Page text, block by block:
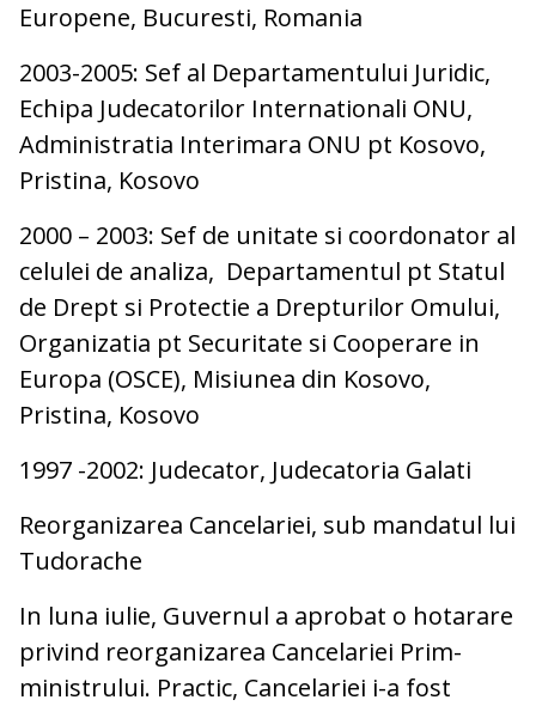
Europene, Bucuresti, Romania
2003-2005: Sef al Departamentului Juridic,
Echipa Judecatorilor Internationali ONU,
Administratia Interimara ONU pt Kosovo,
Pristina, Kosovo
2000 – 2003: Sef de unitate si coordonator al
celulei de analiza, Departamentul pt Statul
de Drept si Protectie a Drepturilor Omului,
Organizatia pt Securitate si Cooperare in
Europa (OSCE), Misiunea din Kosovo,
Pristina, Kosovo
1997 -2002: Judecator, Judecatoria Galati
Reorganizarea Cancelariei, sub mandatul lui
Tudorache
In luna iulie, Guvernul a aprobat o hotarare
privind reorganizarea Cancelariei Prim-
ministrului. Practic, Cancelariei i-a fost